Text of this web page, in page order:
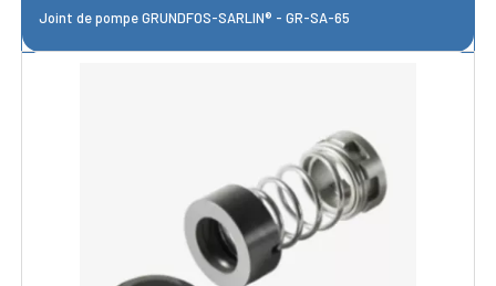
Joint de pompe GRUNDFOS-SARLIN® - GR-SA-65